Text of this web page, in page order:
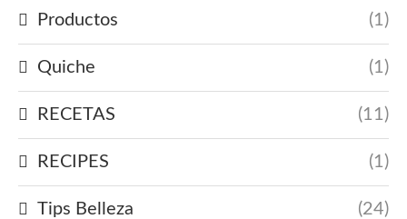
Productos (1)
Quiche (1)
RECETAS (11)
RECIPES (1)
Tips Belleza (24)